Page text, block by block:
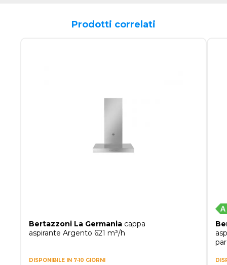
Prodotti correlati
Bertazzoni La Germania cappa
aspirante Argento 621 m³/h
DISPONIBILE IN 7‑10 GIORNI